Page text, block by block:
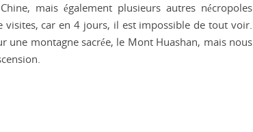
mais également plusieurs autres nécropoles
visites, car en 4 jours, il est impossible de tout voir.
une montagne sacrée, le Mont Huashan, mais nous